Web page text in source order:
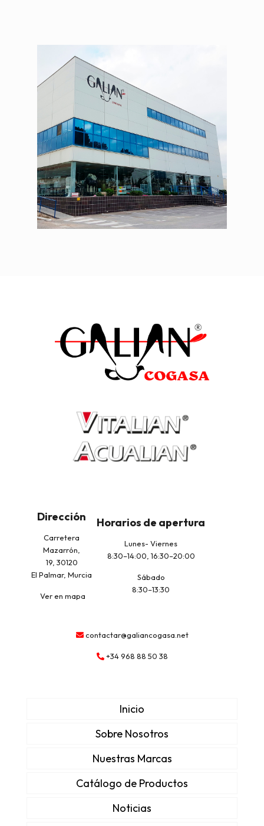
Dirección
Carretera
Mazarrón,
19, 30120
El Palmar, Murcia
Ver en mapa
Horarios de apertura
Lunes- Viernes
8:30–14:00, 16:30–20:00
Sábado
8:30–13:30
contactar@galiancogasa.net
+34 968 88 50 38
Inicio
Sobre Nosotros
Nuestras Marcas
Catálogo de Productos
Noticias